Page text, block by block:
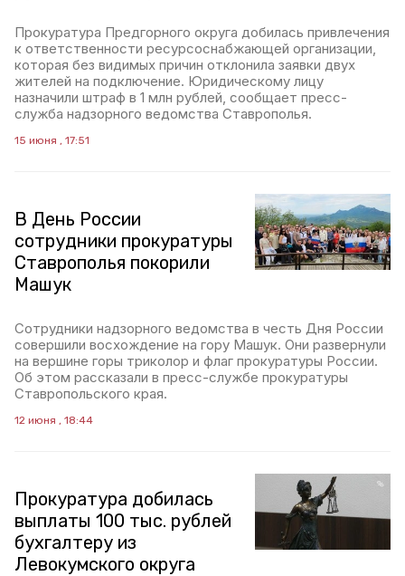
Прокуратура Предгорного округа добилась привлечения
к ответственности ресурсоснабжающей организации,
которая без видимых причин отклонила заявки двух
жителей на подключение. Юридическому лицу
назначили штраф в 1 млн рублей, сообщает пресс-
служба надзорного ведомства Ставрополья.
15 июня , 17:51
В День России
сотрудники прокуратуры
Ставрополья покорили
Машук
Сотрудники надзорного ведомства в честь Дня России
совершили восхождение на гору Машук. Они развернули
на вершине горы триколор и флаг прокуратуры России.
Об этом рассказали в пресс-службе прокуратуры
Ставропольского края.
12 июня , 18:44
Прокуратура добилась
выплаты 100 тыс. рублей
бухгалтеру из
Левокумского округа